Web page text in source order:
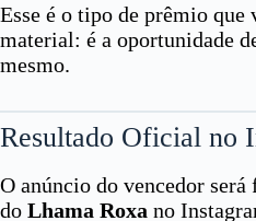
Esse é o tipo de prêmio
material: é a oportunidade
mesmo.
Resultado Oficial no
O anúncio do vencedor
do Lhama Roxa no